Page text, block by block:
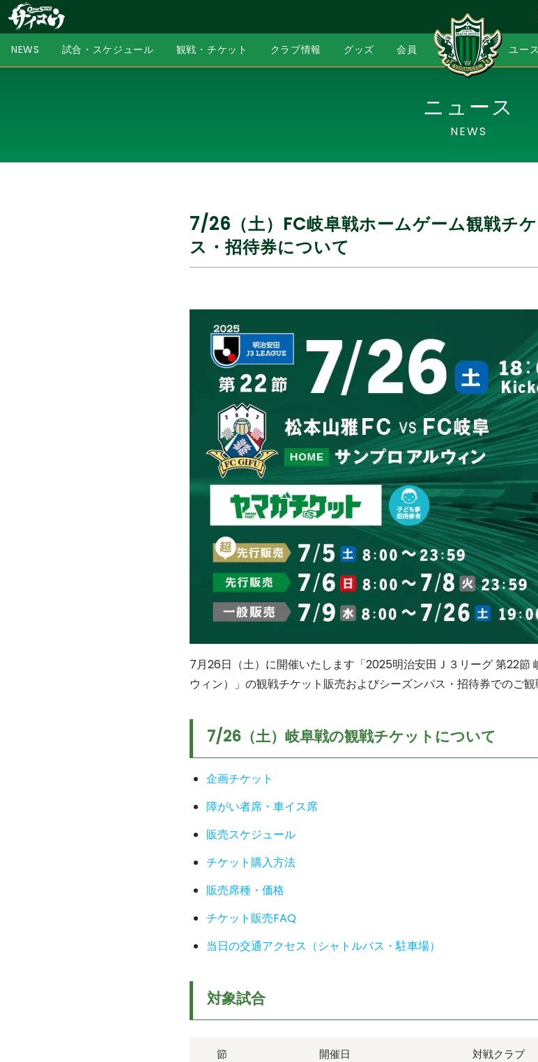
NEWS 試合・スケジュール 観戦・チケット クラブ情報 グッズ 会員 ユー
ニュース
NEWS
7/26（土）FC岐阜戦ホームゲーム観戦チ
ス・招待券について
7月26日（土）に開催いたします「2025明治安田Ｊ３リーグ 第22節
ウィン）」の観戦チケット販売およびシーズンパス・招待券でのご観
7/26（土）岐阜戦の観戦チケットについて
企画チケット
障がい者席・車イス席
販売スケジュール
チケット購入方法
販売席種・価格
チケット販売FAQ
当日の交通アクセス（シャトルバス・駐車場）
対象試合
節 開催日 対戦クラブ